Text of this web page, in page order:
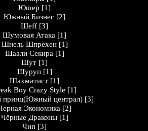
Юшер [1]
Южный Бизнес [2]
Шеff [3]
Шумовая Атака [1]
Шнель Шпрехен [1]
Шаали Секира [1]
Шут [1]
Шуруп [1]
Шахматист [1]
Boy Crazy Style [1]
принц(Южный централ) [3]
Экономика [2]
Чёрные Драконы [1]
Чип [3]